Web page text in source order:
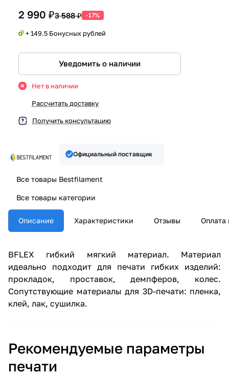
2 990 ₽3 588 ₽ -17%
+ 149.5 Бонусных рублей
Уведомить о наличии
Нет в наличии
Рассчитать доставку
Получить консультацию
Официальный поставщик
Все товары Bestfilament
Все товары категории
Описание Характеристики Отзывы Оплата
BFLEX гибкий мягкий материал. Материал
идеально подходит для печати гибких изделий:
прокладок, проставок, демпферов, колес.
Сопутствующие материалы для 3D-печати: пленка,
клей, лак, сушилка.
Рекомендуемые параметры
печати